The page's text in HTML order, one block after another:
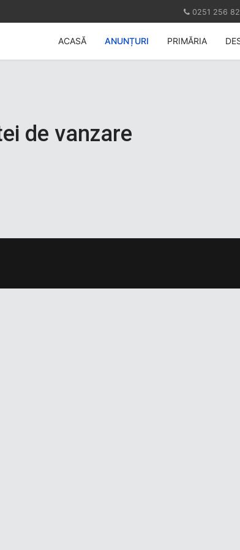
0251 256
ACASĂ ANUNȚURI PRIMĂRIA
de vanzare